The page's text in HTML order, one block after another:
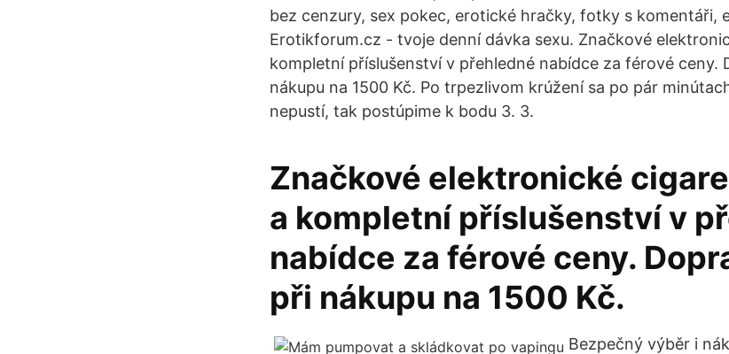
bez cenzury, sex pokec, erotické hračky, fotky s komentáři,
Erotikforum.cz - tvoje denní dávka sexu. Značkové
kompletní příslušenství v přehledné nabídce za férové ceny.
nákupu na 1500 Kč. Po trpezlivom krúžení sa po pár
nepustí, tak postúpime k bodu 3. 3.
Značkové elektronické
a kompletní příslušenství v
nabídce za férové ceny.
při nákupu na 1500 Kč.
Bezpečný výběr i